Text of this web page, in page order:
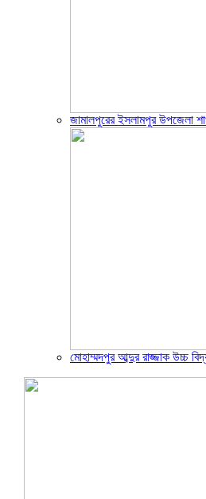
জামালপুরের ইসলামপুর উপজেলা
মোহাম্মদপুর আব্দুর রাজ্জাক উচ্চ